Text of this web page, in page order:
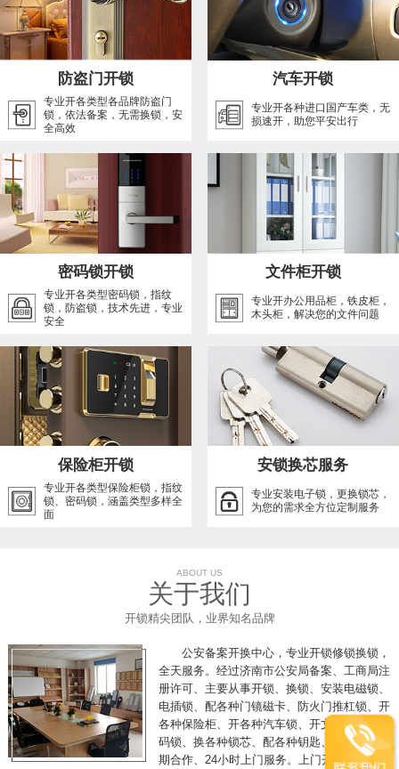
防盗门开锁
专业开各类型各品牌防盗门
锁，依法备案，无需换锁，安
全高效
汽车开锁
专业开各种进口国产车类，无
损速开，助您平安出行
密码锁开锁
专业开各类型密码锁，指纹
锁，防盗锁，技术先进，专业
安全
文件柜开锁
专业开办公用品柜，铁皮柜，
木头柜，解决您的文件问题
保险柜开锁
专业开各类型保险柜锁，指纹
锁、密码锁，涵盖类型多样全
面
安锁换芯服务
专业安装电子锁，更换锁芯，
为您的需求全方位定制服务
ABOUT US
关于我们
开锁精尖团队，业界知名品牌
公安备案开换中心，专业开锁修锁换锁，
全天服务。经过济南市公安局备案、工商局注
册许可、主要从事开锁、换锁、安装电磁锁、
电插锁、配各种门镜磁卡、防火门推杠锁、开
各种保险柜、开各种汽车锁、开文件柜、开密
码锁、换各种锁芯、配各种钥匙、各单位可长
期合作、24小时上门服务。上门开锁，假如